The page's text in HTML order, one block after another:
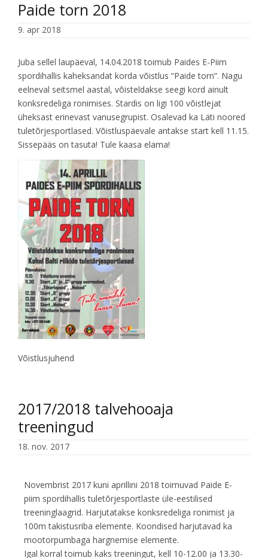
Paide torn 2018
9. apr 2018
Juba sellel laupäeval, 14.04.2018 toimub Paides E-Piim
spordihallis kaheksandat korda võistlus “Paide torn”. Nagu
eelneval seitsmel aastal, võisteldakse seegi kord ainult
konksredeliga ronimises. Stardis on ligi 100 võistlejat
üheksast erinevast vanusegrupist. Osalevad ka Läti noored
tuletõrjesportlased. Võistluspäevale antakse start kell 11.15.
Sissepääs on tasuta! Tule kaasa elama!
Võistlusjuhend
2017/2018 talvehooaja
treeningud
18. nov. 2017
Novembrist 2017 kuni aprillini 2018 toimuvad Paide E-
piim spordihallis tuletõrjesportlaste üle-eestilised
treeninglaagrid. Harjutatakse konksredeliga ronimist ja
100m takistusriba elemente. Koondised harjutavad ka
mootorpumbaga hargnemise elemente.
Igal korral toimub kaks treeningut, kell 10-12.00 ja 13.30-